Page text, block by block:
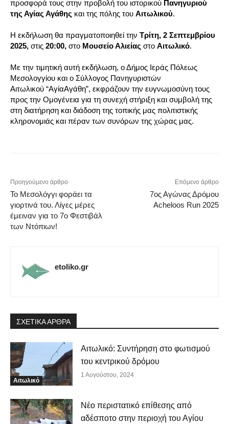
προσφορά τους στην προβολή του ιστορικού Πανηγυριού
της Αγίας Αγάθης και της πόλης του Αιτωλικού.
Η εκδήλωση θα πραγματοποιηθεί την Τρίτη, 2 Σεπτεμβρίου
2025, στις 20:00, στο Μουσείο Αλιείας στο Αιτωλικό.
Με την τιμητική αυτή εκδήλωση, ο Δήμος Ιεράς Πόλεως
Μεσολογγίου και ο Σύλλογος Πανηγυριστών
Αιτωλικού “ΑγίαΑγάθη”, εκφράζουν την ευγνωμοσύνη τους
προς την Ομογένεια για τη συνεχή στήριξη και συμβολή της
στη διατήρηση και διάδοση της τοπικής μας πολιτιστικής
κληρονομιάς και πέραν των συνόρων της χώρας μας.
Προηγούμενο άρθρο
Το Μεσολόγγι φοράει τα
γιορτινά του. Λίγες μέρες
έμειναν για το 7ο Φεστιβάλ
των Ντόπιων!
Επόμενο άρθρο
7ος Αγώνας Δρόμου
Acheloos Run 2025
etoliko.gr
ΣΧΕΤΙΚΑ ΑΡΘΡΑ
Αιτωλικό
Αιτωλικό: Συντήρηση στο φωτισμού
του κεντρικού δρόμου
1 Αυγούστου, 2024
Νέο περιστατικό επίθεσης από
αδέσποτο στην περιοχή του Αγίου